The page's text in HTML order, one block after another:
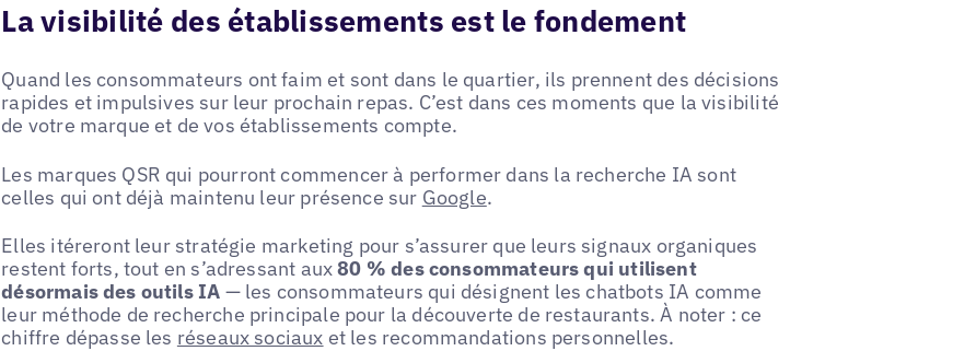
La visibilité des établissements est le fondement
Quand les consommateurs ont faim et sont dans le quartier, ils prennent des décisions
rapides et impulsives sur leur prochain repas. C’est dans ces moments que la visibilité
de votre marque et de vos établissements compte.
Les marques QSR qui pourront commencer à performer dans la recherche IA sont
celles qui ont déjà maintenu leur présence sur Google.
Elles itéreront leur stratégie marketing pour s’assurer que leurs signaux organiques
restent forts, tout en s’adressant aux80 % des consommateurs qui utilisent
désormais des outils IA — les consommateurs qui désignent les chatbots IA comme
leur méthode de recherche principale pour la découverte de restaurants. À noter : ce
chiffre dépasse les réseaux sociaux et les recommandations personnelles.